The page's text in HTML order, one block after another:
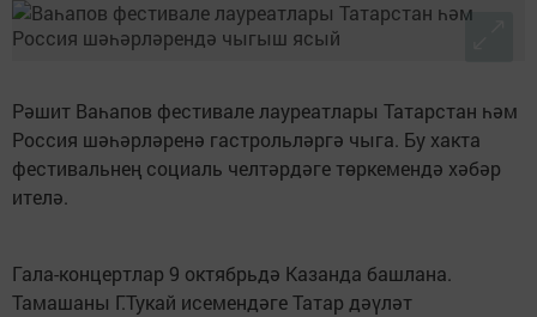
Рәшит Ваһапов фестивале лауреатлары Татарстан һәм
Россия шәһәрләренә гастрольләргә чыга. Бу хакта
фестивальнең социаль челтәрдәге төркемендә хәбәр
ителә.
Гала-концертлар 9 октябрьдә Казанда башлана.
Тамашаны Г.Тукай исемендәге Татар дәүләт